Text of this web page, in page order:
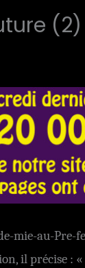
(2)
il précise : «